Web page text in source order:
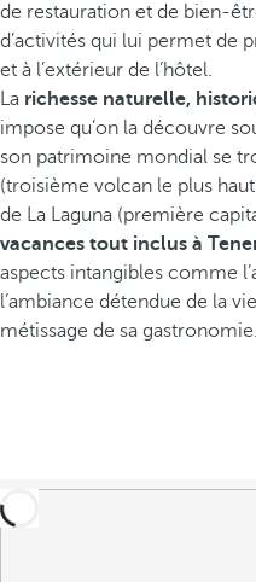
de restauration et de bien-
d’activités qui lui permet de
et à l’extérieur de l’hôtel.
La richesse naturelle,
impose qu’on la découvre
son patrimoine mondial se
(troisième volcan le plus
de La Laguna (première
vacances tout inclus à
aspects intangibles comme
l’ambiance détendue de la
métissage de sa gastronomie.